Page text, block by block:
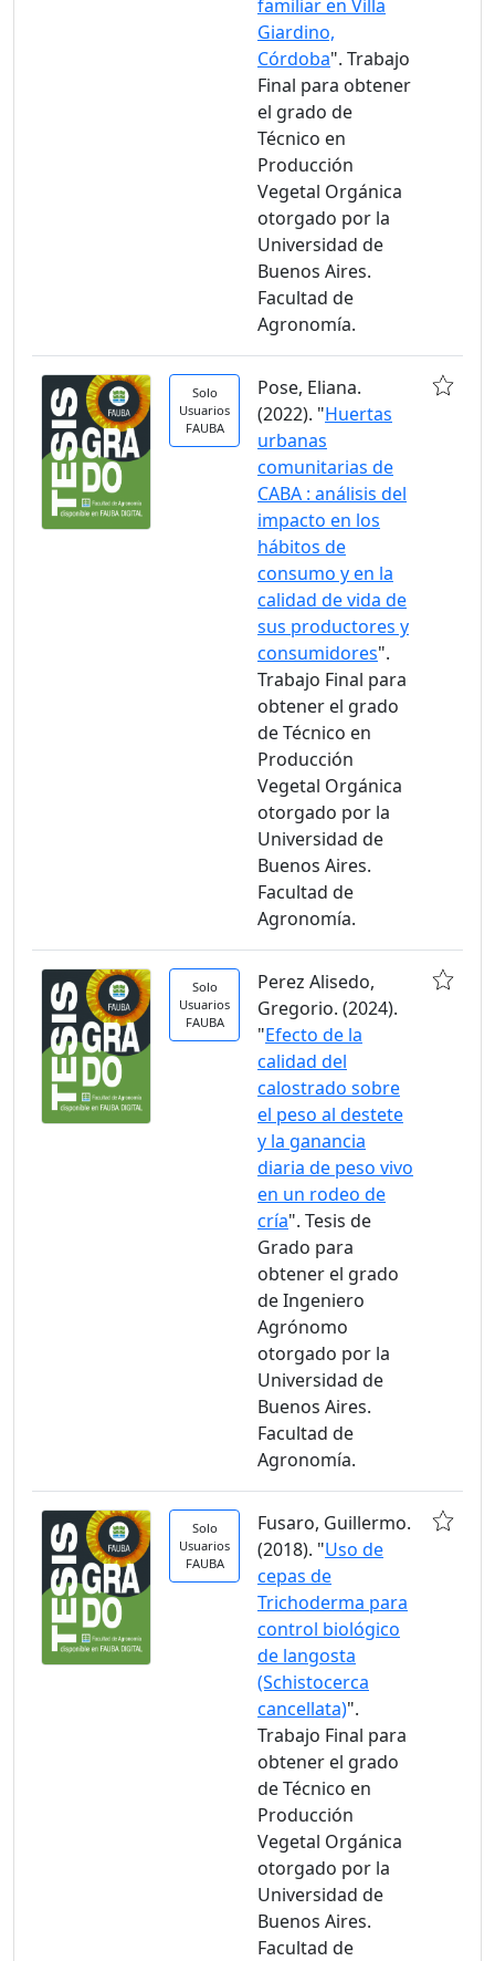
familiar en Villa
Giardino,
Córdoba". Trabajo
Final para obtener
el grado de
Técnico en
Producción
Vegetal Orgánica
otorgado por la
Universidad de
Buenos Aires.
Facultad de
Agronomía.
Solo
Usuarios
FAUBA
Pose, Eliana.
(2022). "Huertas
urbanas
comunitarias de
CABA : análisis del
impacto en los
hábitos de
consumo y en la
calidad de vida de
sus productores y
consumidores".
Trabajo Final para
obtener el grado
de Técnico en
Producción
Vegetal Orgánica
otorgado por la
Universidad de
Buenos Aires.
Facultad de
Agronomía.
Solo
Usuarios
FAUBA
Perez Alisedo,
Gregorio. (2024).
"Efecto de la
calidad del
calostrado sobre
el peso al destete
y la ganancia
diaria de peso vivo
en un rodeo de
cría". Tesis de
Grado para
obtener el grado
de Ingeniero
Agrónomo
otorgado por la
Universidad de
Buenos Aires.
Facultad de
Agronomía.
Solo
Usuarios
FAUBA
Fusaro, Guillermo.
(2018). "Uso de
cepas de
Trichoderma para
control biológico
de langosta
(Schistocerca
cancellata)".
Trabajo Final para
obtener el grado
de Técnico en
Producción
Vegetal Orgánica
otorgado por la
Universidad de
Buenos Aires.
Facultad de